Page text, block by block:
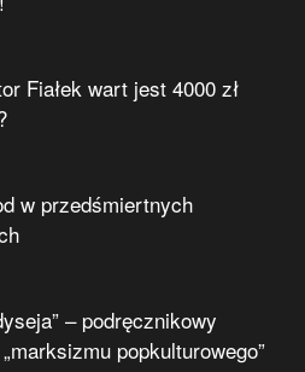
Fiałek wart jest 4000 zł
w przedśmiertnych
– podręcznikowy
popkulturowego”